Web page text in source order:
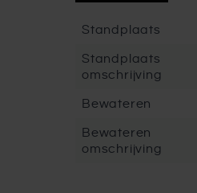
Standplaats
Standplaats
omschrijving
Bewateren
Bewateren
omschrijving